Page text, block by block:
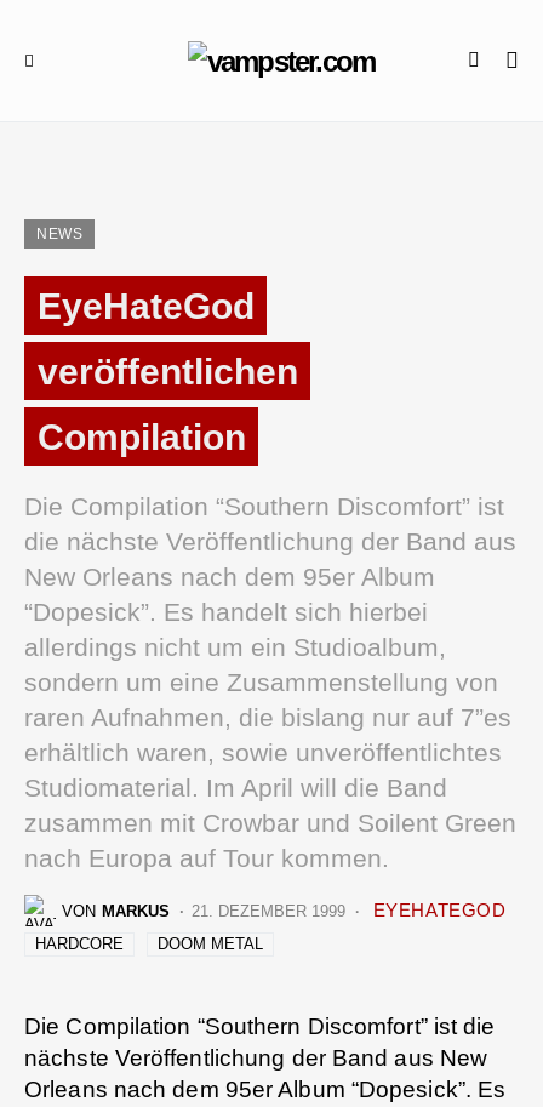
NEWS
EyeHateGod
veröffentlichen
Compilation
Die Compilation “Southern Discomfort” ist
die nächste Veröffentlichung der Band aus
New Orleans nach dem 95er Album
“Dopesick”. Es handelt sich hierbei
allerdings nicht um ein Studioalbum,
sondern um eine Zusammenstellung von
raren Aufnahmen, die bislang nur auf 7”es
erhältlich waren, sowie unveröffentlichtes
Studiomaterial. Im April will die Band
zusammen mit Crowbar und Soilent Green
nach Europa auf Tour kommen.
VON MARKUS 21. DEZEMBER 1999 EYEHATEGOD
HARDCORE DOOM METAL
Die Compilation “Southern Discomfort” ist die
nächste Veröffentlichung der Band aus New
Orleans nach dem 95er Album “Dopesick”. Es